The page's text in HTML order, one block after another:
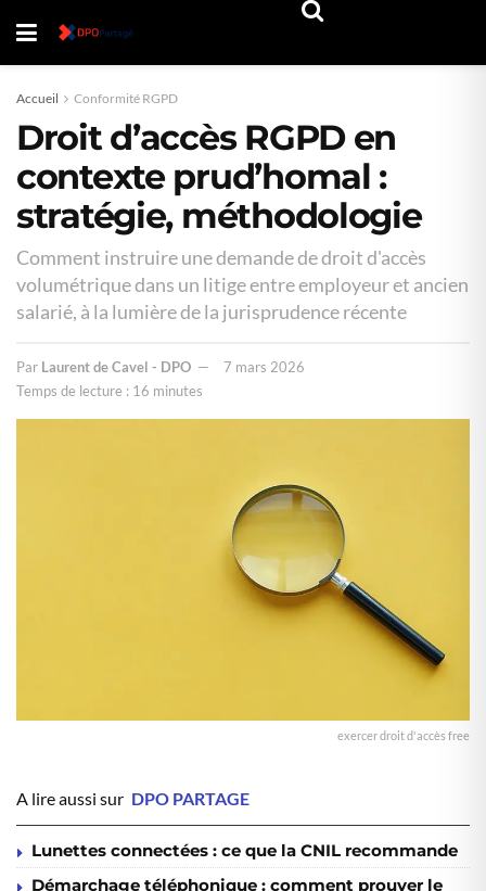
Accueil Conformité RGPD
Droit d’accès RGPD en
contexte prud’homal :
stratégie, méthodologie
Comment instruire une demande de droit d'accès
volumétrique dans un litige entre employeur et ancien
salarié, à la lumière de la jurisprudence récente
Par Laurent de Cavel - DPO
7 mars 2026
Temps de lecture : 16 minutes
exercer droit d'accès free
A lire aussi sur DPO PARTAGE
Lunettes connectées : ce que la CNIL recommande
Démarchage téléphonique : comment prouver le